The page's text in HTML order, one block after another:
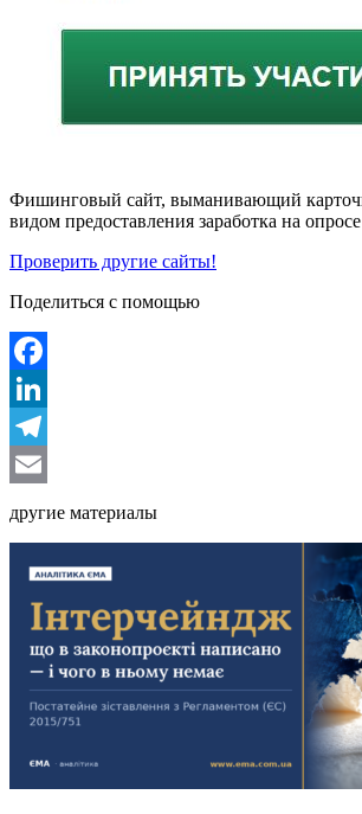
Фишинговый сайт, выманивающий
видом предоставления заработка на опросе
Проверить другие сайты!
Поделиться с помощью
Facebook
LinkedIn
Telegram
другие материалы